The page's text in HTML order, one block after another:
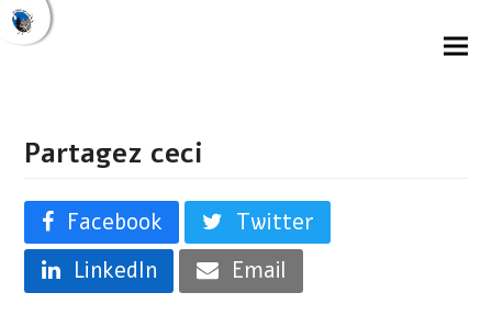
Partagez ceci
Facebook
Twitter
LinkedIn
Email